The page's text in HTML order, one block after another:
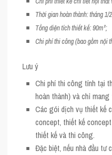
Thời gian hoàn thành: tháng 1/
Tổng diện tích thiết kế: 90m²;
Chi phí thi công (bao gồm nội
Lưu ý
Chi phí thi công tính tại
hoàn thành) và chỉ mang
Các gói dịch vụ thiết kế
concept, thiết kế
thiết kế và thi công.
Đặc biệt, nếu nhà đầu tư